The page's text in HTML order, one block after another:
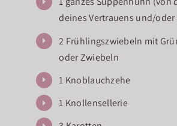
deines Vertrauens und/
2 Frühlingszwiebeln mit
oder Zwiebeln
1 Knoblauchzehe
1 Knollensellerie